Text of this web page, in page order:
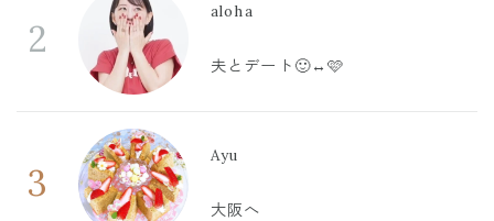
2
aloha
夫とデート🙂‍↔️🩷
3
Ayu
大阪へ